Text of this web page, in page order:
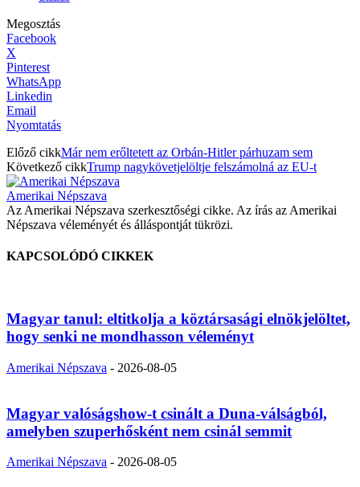
Megosztás
Facebook
X
Pinterest
WhatsApp
Linkedin
Email
Nyomtatás
Előző cikkMár nem erőltetett az Orbán-Hitler párhuzam sem
Következő cikkTrump nagykövetjelöltje felszámolná az EU-t
Amerikai Népszava
Az Amerikai Népszava szerkesztőségi cikke. Az írás az Amerikai
Népszava véleményét és álláspontját tükrözi.
KAPCSOLÓDÓ CIKKEK
Magyar tanul: eltitkolja a köztársasági elnökjelöltet,
hogy senki ne mondhasson véleményt
Amerikai Népszava - 2026-08-05
Magyar valóságshow-t csinált a Duna-válságból,
amelyben szuperhősként nem csinál semmit
Amerikai Népszava - 2026-08-05